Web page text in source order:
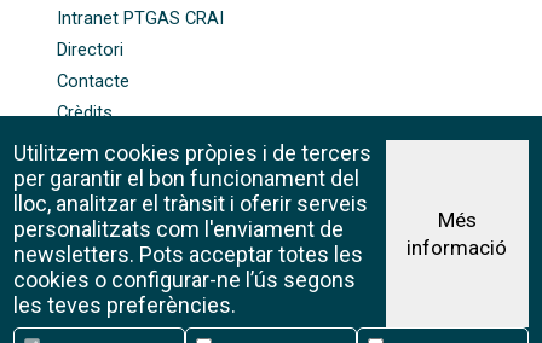
Intranet PTGAS CRAI
Directori
Contacte
Crèdits
Mapa web
Política de galetes
Avís legal
©CRAI Universitat de Barcelona
Creative Commons 4.0
Utilitzem cookies pròpies i de tercers
per garantir el bon funcionament del
lloc, analitzar el trànsit i oferir serveis
personalitzats com l'enviament de
newsletters. Pots acceptar totes les
cookies o configurar-ne l’ús segons
les teves preferències.
Més
informació